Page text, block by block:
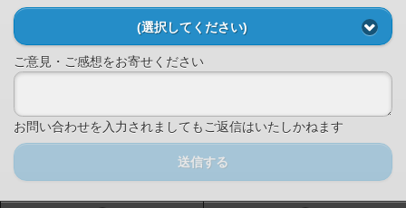
(選択してください)
ご意見・ご感想をお寄せください
お問い合わせを入力されましてもご返信はいたしかねます
送信する